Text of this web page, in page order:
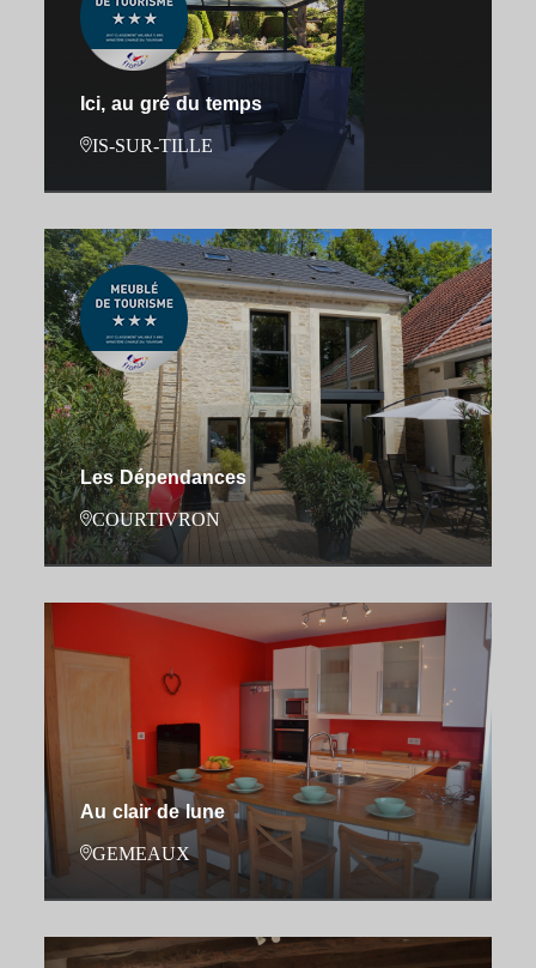
Ici, au gré du temps
IS-SUR-TILLE
Les Dépendances
COURTIVRON
Au clair de lune
GEMEAUX